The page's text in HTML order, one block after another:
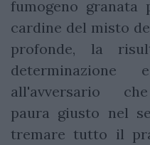
fumogeno
cardine del misto
profonde, la
determinazione
all'avversario
paura giusto nel
tremare tutto il